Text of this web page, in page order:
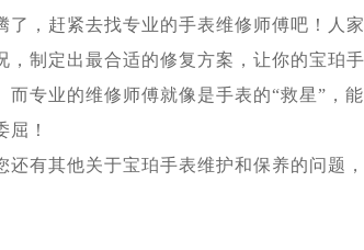
赶紧去找专业的手表维修师傅吧！人
制定出最合适的修复方案，让你的宝珀
业的维修师傅就像是手表的“救星”，能
！
还有其他关于宝珀手表维护和保养的问题